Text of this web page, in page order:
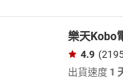
樂天Kobo
4.9
出貨速度 1